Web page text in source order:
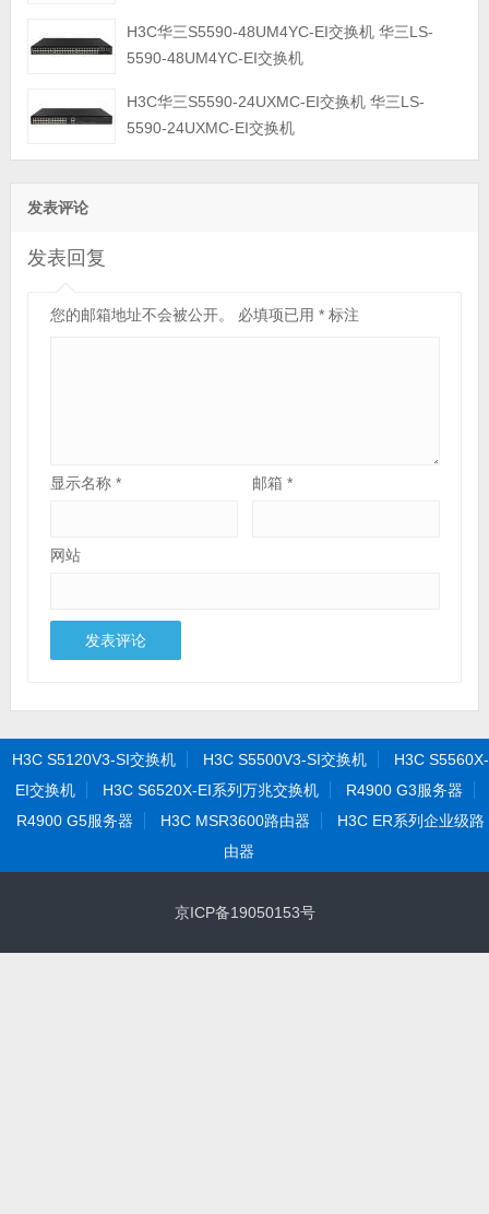
H3C华三S5590-48UM4YC-EI交换机 华三LS-
5590-48UM4YC-EI交换机
H3C华三S5590-24UXMC-EI交换机 华三LS-
5590-24UXMC-EI交换机
发表评论
发表回复
您的邮箱地址不会被公开。 必填项已用 *标注
显示名称 * 邮箱*
网站
H3C S5120V3-SI交换机 H3C S5500V3-SI交换机
H3C S5560X-
EI交换机
H3C S6520X-EI系列万兆交换机
R4900 G3服务器
R4900 G5服务器
H3C MSR3600路由器
H3C ER系列企业级路
由器
京ICP备19050153号